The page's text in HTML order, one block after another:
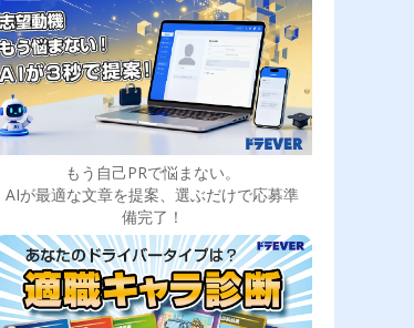
もう自己PRで悩まない。
AIが最適な文章を提案、選ぶだけで応募準
備完了！